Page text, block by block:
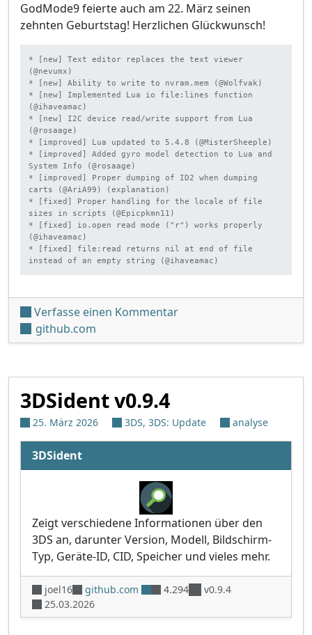
GodMode9 feierte auch am 22. März seinen
zehnten Geburtstag! Herzlichen Glückwunsch!
* [new] Text editor replaces the text viewer
(@nevumx)
* [new] Ability to write to nvram.mem (@Wolfvak)
* [new] Implemented Lua io file:lines function
(@ihaveamac)
* [new] I2C device read/write support from Lua
(@rosaage)
* [improved] Lua updated to 5.4.8 (@MisterSheeple)
* [improved] Added gyro model detection to Lua and
System Info (@rosaage)
* [improved] Proper dumping of ID2 when dumping
carts (@AriA99) (explanation)
* [fixed] Proper handling for the locale of file
sizes in scripts (@Epicpkmn11)
* [fixed] io.open read mode ("r") works properly
(@ihaveamac)
* [fixed] file:read returns nil at end of file
instead of an empty string (@ihaveamac)
Verfasse einen Kommentarunter '[UPDATE]
github.com
3DSident v0.9.4
25. März 2026 3DS, 3DS: Update analyse
3DSident
Zeigt verschiedene Informationen über den
3DS an, darunter Version, Modell, Bildschirm-
Typ, Geräte-ID, CID, Speicher und vieles mehr.
joel16 github.com 4.294
v0.9.4
25.03.2026